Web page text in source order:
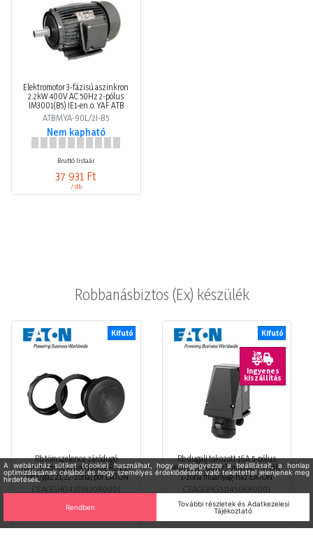
Elektromotor 3-fázisú aszinkron
2.2kW 400V AC 50Hz 2-pólus
IM3001(B5) IE1-en.o. YAF ATB
ATBMYA-90L/2I-B5
Nem kapható
Bruttó listaár
37 931 Ft
/ db
Robbanásbiztos (Ex) készülék
Kifutó
Rb tömszelence záródugó
d=22,5mm műanyag fekete Rb 1, 2-
zóna/gáz 21, 22-zóna/por EATON
CEAGGHG4101920R0001
Raktáron
Kifutó
Ingyenes
kiszállítás
Rb dugalj tokozott 16A 5-pólus
400V(50+60Hz) piros IIC-osztály
1-zóna műanyag-ház EATON
CEAGGHG5114506R0001
Raktáron